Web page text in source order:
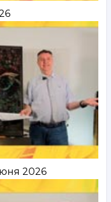
2026